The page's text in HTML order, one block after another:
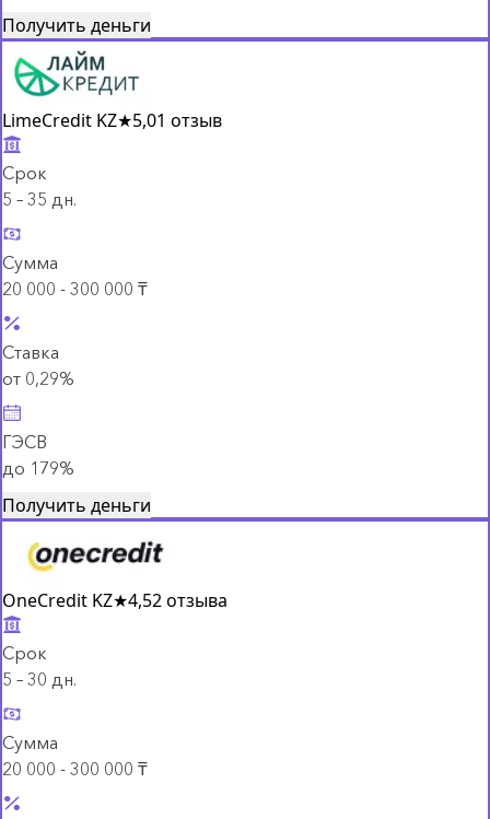
Получить деньги
LimeCredit KZ★5,01 отзыв
Срок
5 – 35 дн.
Сумма
20 000 - 300 000 ₸
Ставка
от 0,29%
ГЭСВ
до 179%
Получить деньги
OneCredit KZ★4,52 отзыва
Срок
5 – 30 дн.
Сумма
20 000 - 300 000 ₸